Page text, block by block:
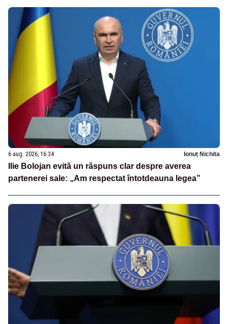
6 aug. 2026, 16:34 Ionuț Nichita
Ilie Bolojan evită un răspuns clar despre averea
partenerei sale: „Am respectat întotdeauna legea”